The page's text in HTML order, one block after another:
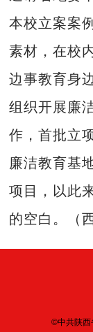
本校立案案
素材，在校
边事教育身
组织开展廉
作，首批立
廉洁教育基
项目，以此
的空白。（
©中共陕西